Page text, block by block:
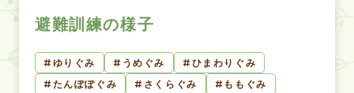
避難訓練の様子
ゆりぐみ うめぐみ
ひまわりぐみ
たんぽぽぐみ
さくらぐみ
ももぐみ